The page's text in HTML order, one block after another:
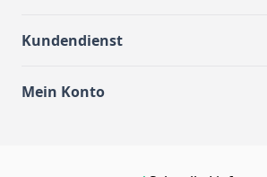
Kundendienst
Mein Konto